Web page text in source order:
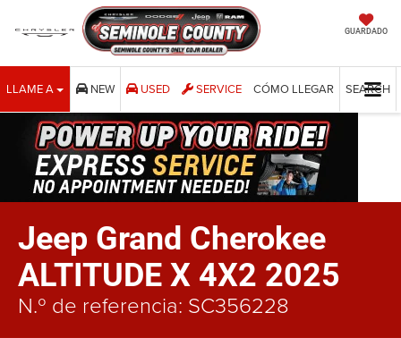
GUARDADO
LLAME A NEW USED SERVICE CÓMO LLEGAR SEARCH
Jeep Grand Cherokee
ALTITUDE X 4X2 2025
N.º de referencia: SC356228